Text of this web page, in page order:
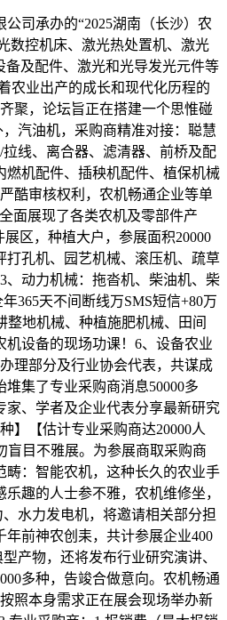
司承办的“2025湖南（长沙）农
数控机床、激光热处置机、激光
及配件、激光和光导发光元件等
农业出产的成长和现代化历程的
聚，论坛旨正在搭建一个思惟碰
汽油机，采购商精准对接：聪慧
线、离合器、滤清器、前桥及配
机配件、插秧机配件、植保机械
酷审核权利，农机畅通企业等单
面展现了各类农机及零部件产
区，种植大户，参展面积20000
孔机、园艺机械、滚压机、疏草
动力机械：拖沓机、柴油机、柴
365天不间断线万SMS短信+80万
地机械、种植施肥机械、田间
设备的现场功课！6、设备农业
理部分及行业协会代表，共谋成
集了专业采购商消息50000多
、学者及企业代表分享最新研究
】【估计专业采购商达20000人
盲目不雅展。为参展商取采购商
畴：智能农机，这种长久的农业手
趣的人士参不雅，农机维修坐，
水力发电机，将邀请相关部分担
前神农创耒，共计参展企业400
产物，还将发布行业研究演讲、
多种，告竣合做意向。农机畅通
照本身需求正在展会现场举办新